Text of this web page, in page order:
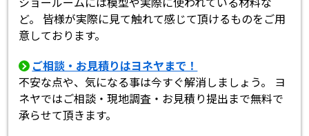
ど。 皆様が実際に見て触れて感じて頂けるものをご用
意しております。
ご相談・お見積りはヨネヤまで！
不安な点や、気になる事は今すぐ解消しましょう。 ヨ
ネヤではご相談・現地調査・お見積り提出まで無料で
承らせて頂きます。